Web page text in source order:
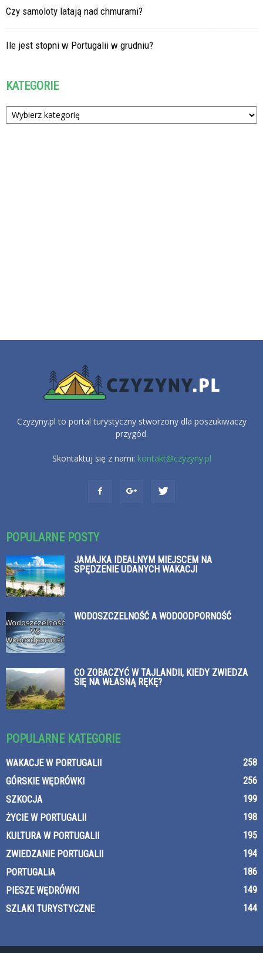
Czy samoloty latają nad chmurami?
Ile jest stopni w Portugalii w grudniu?
KATEGORIE
Kategorie
Czyzyny.pl to portal turystyczny stworzony dla poszukiwaczy
przygód.
Skontaktuj się z nami: kontakt@czyzyny.pl
POPULARNE POSTY
JAMAJKA IDEALNYM MIEJSCEM NA
SPĘDZENIE UDANYCH WAKACJI
WODOSZCZELNOŚĆ A WODOODPORNOŚĆ
CO ZOBACZYĆ W TAJLANDII, KIEDY ZWIEDZA
SIĘ NA WŁASNĄ RĘKĘ?
POPULARNE KATEGORIE
WAKACJE W PORTUGALII
258
GÓRSKIE WĘDRÓWKI
256
SZKOCJA
199
ŻYCIE W PORTUGALII
198
KULTURA W PORTUGALII
195
ZWIEDZANIE PORTUGALII
194
PORTUGALIA
186
PIESZE WĘDRÓWKI
149
SZLAKI TURYSTYCZNE
144